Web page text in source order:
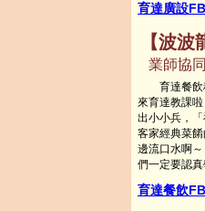
育達廣設FB
【波
業師協
育達餐飲科
來育達教課
出小小兵，
客家經典菜
邊流口水啊
們一定要認
育達餐飲FB